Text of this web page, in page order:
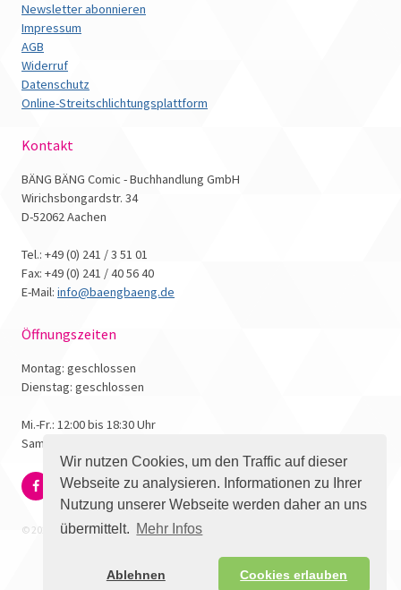
Wir nutzen Cookies, um den Traffic auf dieser
Webseite zu analysieren. Informationen zu Ihrer
Nutzung unserer Webseite werden daher an uns
übermittelt. Mehr Infos
Ablehnen Cookies erlauben
Newsletter abonnieren
Impressum
AGB
Widerruf
Datenschutz
Online-Streitschlichtungsplattform
Kontakt
BÄNG BÄNG Comic - Buchhandlung GmbH
Wirichsbongardstr. 34
D-52062 Aachen
Tel.: +49 (0) 241 / 3 51 01
Fax: +49 (0) 241 / 40 56 40
E-Mail: info@baengbaeng.de
Öffnungszeiten
Montag: geschlossen
Dienstag: geschlossen
Mi.-Fr.: 12:00 bis 18:30 Uhr
Samstag: 10:00 bis 17:00 Uhr
© 2026 - Bäng Bäng Comicbuchhandlung